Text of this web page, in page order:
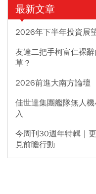
最新文章
2026年下半年投資展
友達二把手柯富仁裸
草？
2026前進大南方論壇
佳世達集團艦隊無人
入
今周刊30週年特輯｜
見前瞻行動